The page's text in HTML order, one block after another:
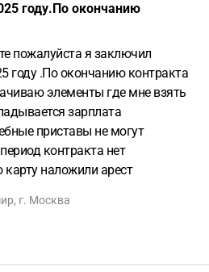
году.По окончанию
пожалуйста я заключил
году .По окончанию контракта
элементы где мне взять
зарплата
приставы не могут
контракта нет
наложили арест
, г. Москва